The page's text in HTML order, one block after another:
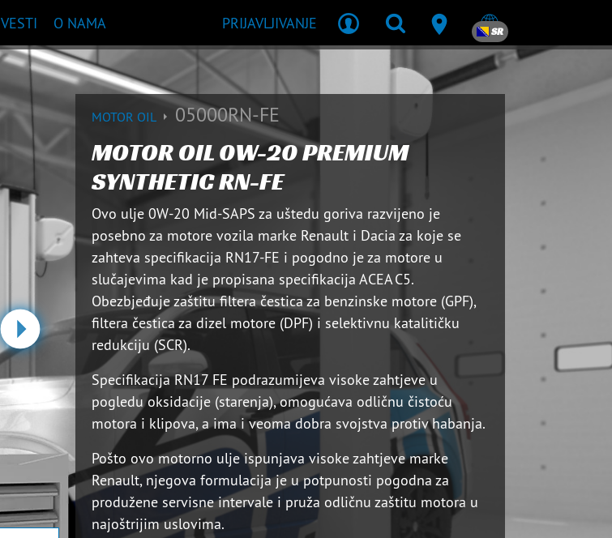
VESTI O NAMA PRIJAVLJIVANJE SR
sledeća
MOTOR OIL 05000RN-FE
MOTOR OIL 0W-20 PREMIUM
SYNTHETIC RN-FE
Ovo ulje 0W-20 Mid-SAPS za uštedu goriva razvijeno je
posebno za motore vozila marke Renault i Dacia za koje se
zahteva specifikacija RN17-FE i pogodno je za motore u
slučajevima kad je propisana specifikacija ACEA C5.
Obezbjeđuje zaštitu filtera čestica za benzinske motore (GPF),
filtera čestica za dizel motore (DPF) i selektivnu katalitičku
redukciju (SCR).
Specifikacija RN17 FE podrazumijeva visoke zahtjeve u
pogledu oksidacije (starenja), omogućava odličnu čistoću
motora i klipova, a ima i veoma dobra svojstva protiv habanja.
Pošto ovo motorno ulje ispunjava visoke zahtjeve marke
Renault, njegova formulacija je u potpunosti pogodna za
produžene servisne intervale i pruža odličnu zaštitu motora u
najoštrijim uslovima.